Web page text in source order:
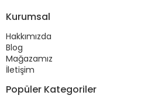
Kurumsal
Hakkımızda
Blog
Mağazamız
İletişim
Popüler Kategoriler